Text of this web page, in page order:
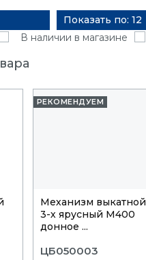
Показать по: 12
В наличии в магазине
РЕКОМЕНДУЕМ
Механизм выкатной
3-х ярусный М400
донное ...
ЦБ050003